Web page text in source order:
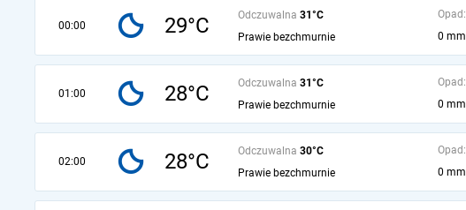
00:00 29°C Odczuwalna 31°C
Prawie bezchmurnie
Opad:
0 mm
01:00 28°C Odczuwalna 31°C
Prawie bezchmurnie
Opad:
0 mm
02:00 28°C Odczuwalna 30°C
Prawie bezchmurnie
Opad:
0 mm